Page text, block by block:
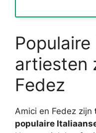
artiesten
Fedez
Amici en Fedez zijn
populaire